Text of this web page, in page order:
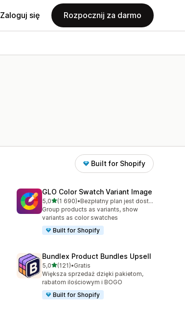
Zaloguj się Rozpocznij za darmo
Built for Shopify
GLO Color Swatch Variant Image
5,0na 5 gwiazdek
(1 690)
Łączna liczba recenzji: 1690
•
Bezpłatny plan jest dostępny
Group products as variants, show
variants as color swatches
Built for Shopify
Bundlex Product Bundles Upsell
5,0na 5 gwiazdek
(121)
Łączna liczba recenzji: 121
•Gratis
Większa sprzedaż dzięki pakietom,
rabatom ilościowym i BOGO
Built for Shopify